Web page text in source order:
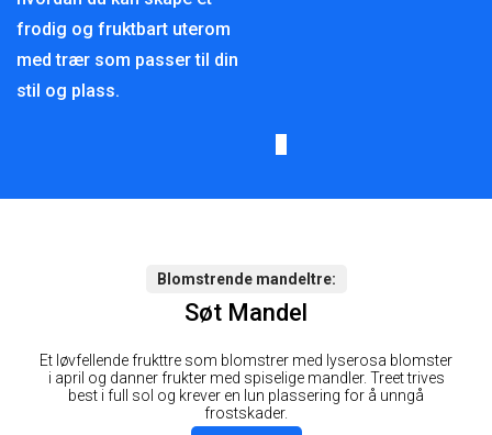
frodig og fruktbart uterom
med trær som passer til din
stil og plass.
Blomstrende mandeltre
Søt Mandel
Et løvfellende frukttre som blomstrer med lyserosa blomster
i april og danner frukter med spiselige mandler. Treet trives
best i full sol og krever en lun plassering for å unngå
frostskader.